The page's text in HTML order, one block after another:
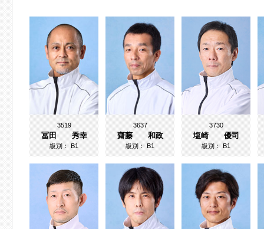
3519
冨田 秀幸
級別：B1
3637
齋藤 和政
級別：B1
3730
塩崎 優司
級別：B1